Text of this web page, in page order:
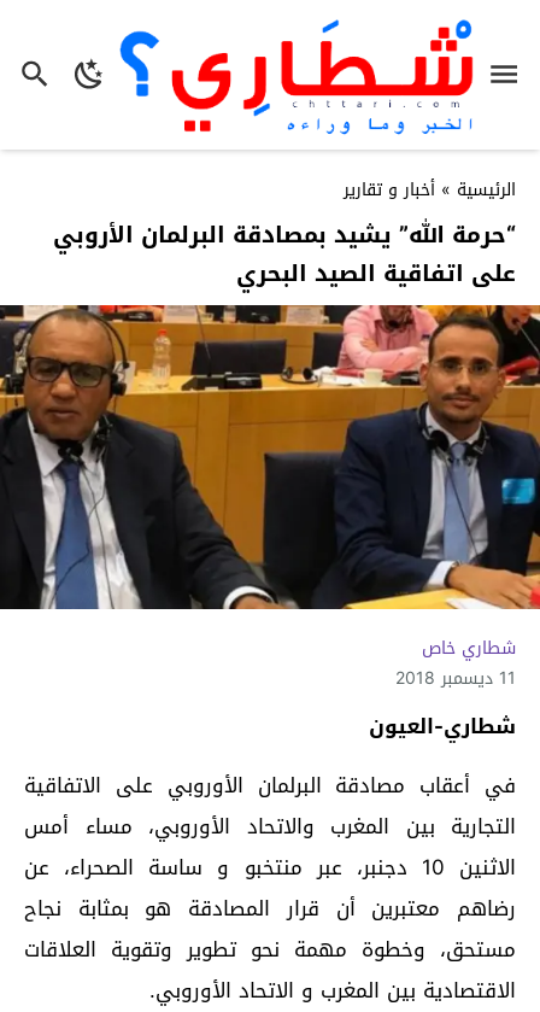
الرئيسية » أخبار و تقارير
“حرمة الله” يشيد بمصادقة البرلمان الأروبي
على اتفاقية الصيد البحري
شطاري خاص
11 ديسمبر 2018
شطاري-العيون
في أعقاب مصادقة البرلمان الأوروبي على الاتفاقية
التجارية بين المغرب والاتحاد الأوروبي، مساء أمس
الاثنين 10 دجنبر، عبر منتخبو و ساسة الصحراء، عن
رضاهم معتبرين أن قرار المصادقة هو بمثابة نجاح
مستحق، وخطوة مهمة نحو تطوير وتقوية العلاقات
الاقتصادية بين المغرب و الاتحاد الأوروبي.